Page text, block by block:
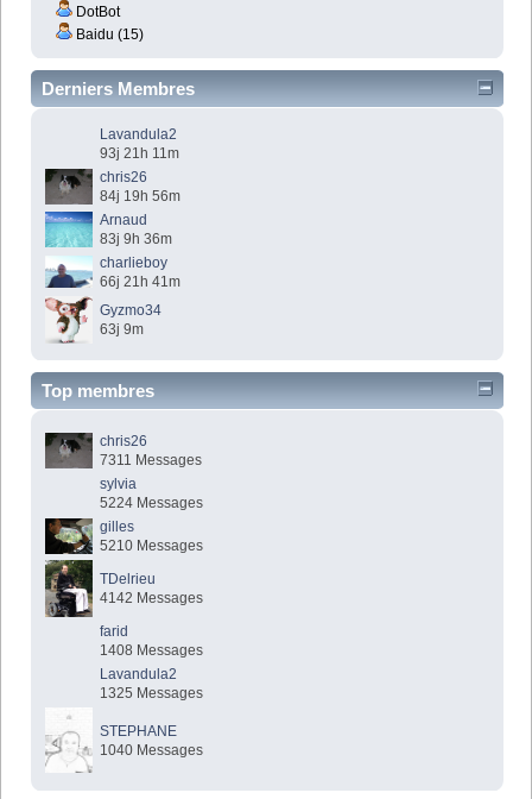
DotBot
Baidu (15)
Derniers Membres
Lavandula2
93j 21h 11m
chris26
84j 19h 56m
Arnaud
83j 9h 36m
charlieboy
66j 21h 41m
Gyzmo34
63j 9m
Top membres
chris26
7311 Messages
sylvia
5224 Messages
gilles
5210 Messages
TDelrieu
4142 Messages
farid
1408 Messages
Lavandula2
1325 Messages
STEPHANE
1040 Messages